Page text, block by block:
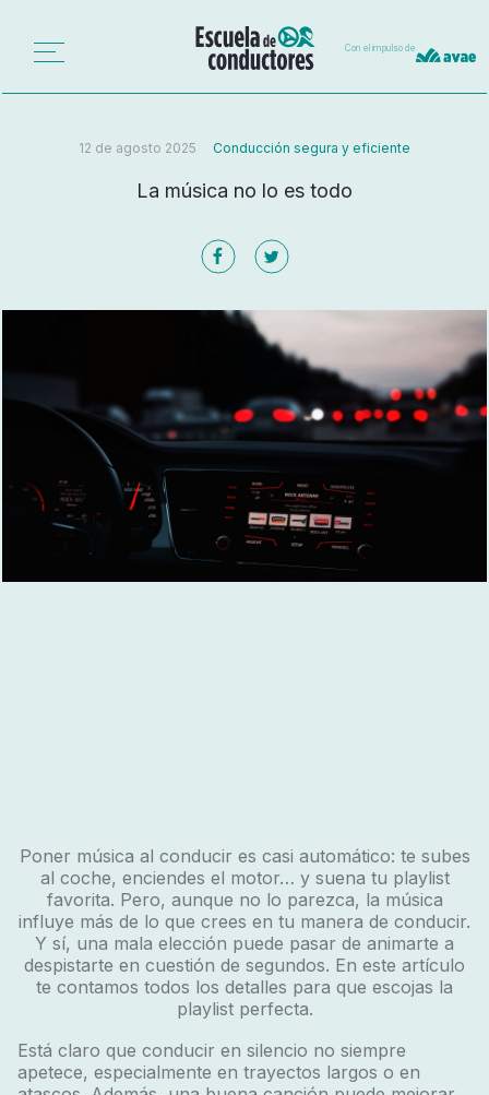
Con el impulso de
12 de agosto 2025 Conducción segura y eficiente
La música no lo es todo
Poner música al conducir es casi automático: te subes
al coche, enciendes el motor… y suena tu playlist
favorita. Pero, aunque no lo parezca, la música
influye más de lo que crees en tu manera de conducir.
Y sí, una mala elección puede pasar de animarte a
despistarte en cuestión de segundos. En este artículo
te contamos todos los detalles para que escojas la
playlist perfecta.
Está claro que conducir en silencio no siempre
apetece, especialmente en trayectos largos o en